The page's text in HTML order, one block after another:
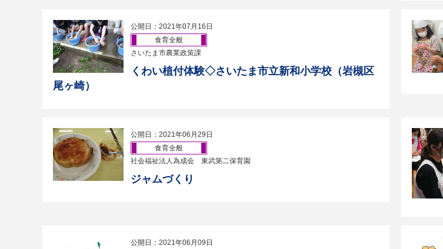
公開日：2021年07月16日
食育全般
さいたま市農業政策課
くわい植付体験◇さいたま市立新和小学校（岩槻区
尾ヶ崎）
公開日：2021年06月29日
食育全般
社会福祉法人為成会 東武第二保育園
ジャムづくり
公開日：2021年06月09日